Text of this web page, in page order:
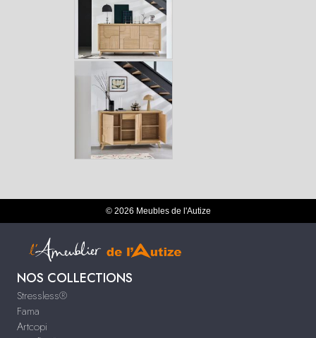
© 2026 Meubles de l'Autize
NOS COLLECTIONS
Stressless®
Fama
Artcopi